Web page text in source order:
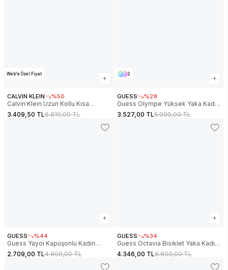
Web'e Özel Fiyat
CALVIN KLEIN %50
Calvin Klein Uzun Kollu Kısa
Grafikli Kapüşonlu Kadın Beyaz
Sweatshirt LV047E208G-YAT
3.409,50 TL6.819,00 TL
2
GUESS %29
Guess Olympe Yüksek Yaka Kadın
Kahverengi Sweatshirt
V4YQ05KCAY2-A10K
3.527,00 TL5.000,00 TL
GUESS %44
Guess Yayoi Kapüşonlu Kadın
Beyaz Sweatshirt V6RQ03KD761-
G012
2.709,00 TL4.800,00 TL
GUESS %34
Guess Octavia Bisiklet Yaka Kadın
Beyaz Sweatshirt V6RQ96KCX22-
G027
4.346,00 TL6.600,00 TL